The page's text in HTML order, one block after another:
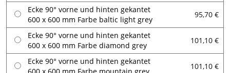
Ecke 90° vorne und hinten gekantet
600 x 600 mm Farbe baltic light grey
95,70 €
Ecke 90° vorne und hinten gekantet
600 x 600 mm Farbe diamond grey
101,10 €
Ecke 90° vorne und hinten gekantet
101,10 €